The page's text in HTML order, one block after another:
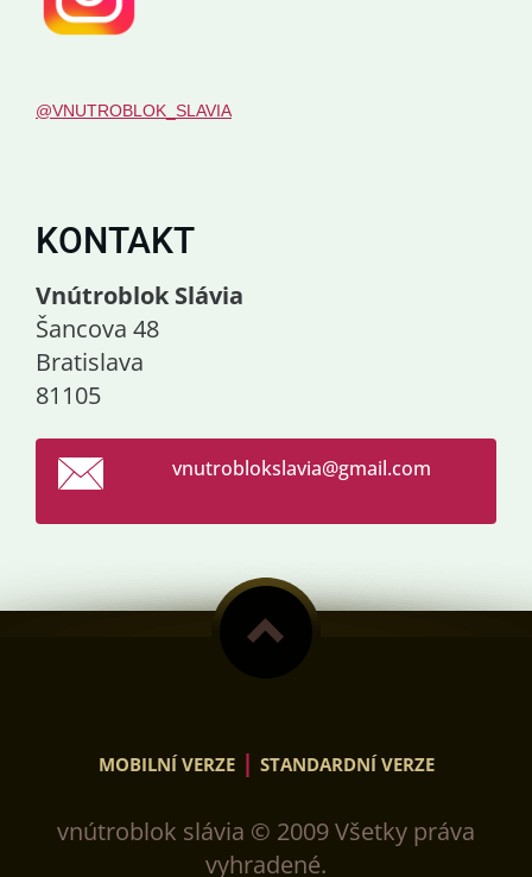
@VNUTROBLOK_SLAVIA
KONTAKT
Vnútroblok Slávia
Šancova 48
Bratislava
81105
vnutroblokslavia@gmail.com
MOBILNÍ VERZE | STANDARDNÍ VERZE
vnútroblok slávia © 2009 Všetky práva
vyhradené.